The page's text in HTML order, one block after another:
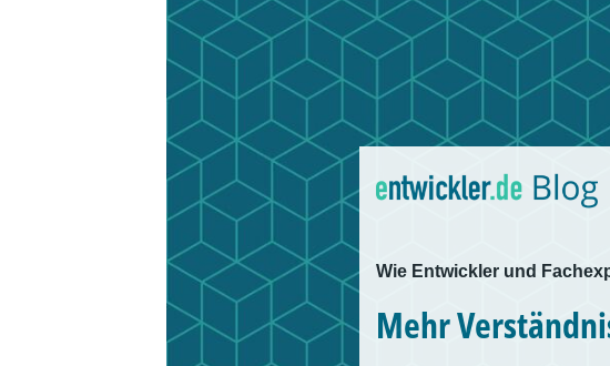
Wie Entwickler und
Mehr